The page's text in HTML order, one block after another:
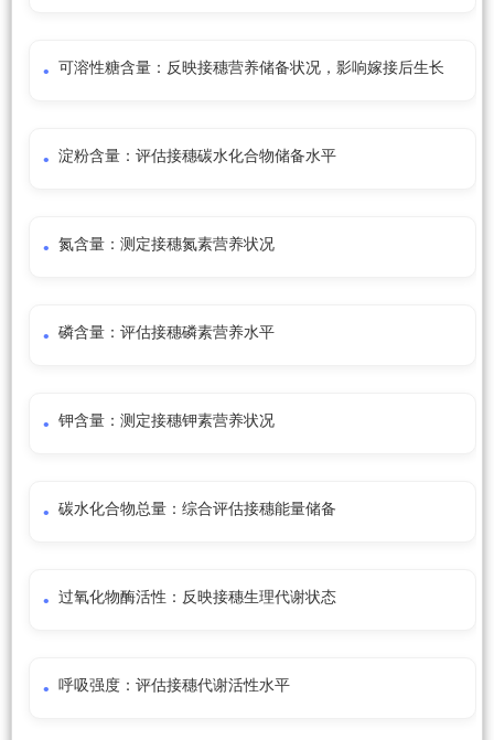
可溶性糖含量：反映接穗营养储备状况，影响嫁接后生长
淀粉含量：评估接穗碳水化合物储备水平
氮含量：测定接穗氮素营养状况
磷含量：评估接穗磷素营养水平
钾含量：测定接穗钾素营养状况
碳水化合物总量：综合评估接穗能量储备
过氧化物酶活性：反映接穗生理代谢状态
呼吸强度：评估接穗代谢活性水平